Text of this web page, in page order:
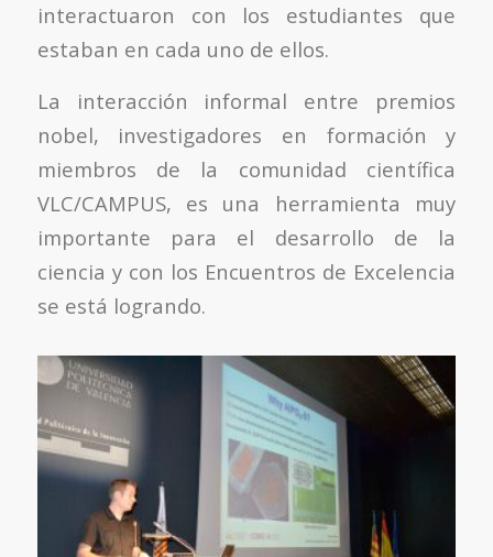
interactuaron con los estudiantes que
estaban en cada uno de ellos.
La interacción informal entre premios
nobel, investigadores en formación y
miembros de la comunidad científica
VLC/CAMPUS, es una herramienta muy
importante para el desarrollo de la
ciencia y con los Encuentros de Excelencia
se está logrando.